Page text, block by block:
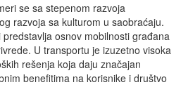
se sa stepenom razvoja
razvoja sa kulturom u saobraćaju.
osnov mobilnosti građana
U transportu je izuzetno visoka
rešenja koja daju značajan
benefitima na korisnike i društvo